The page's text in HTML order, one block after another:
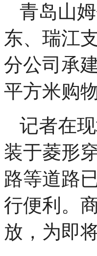
青岛山
东、瑞江
分公司承
平方米购
记者在
装于菱形
路等道路
行便利。
放，为即